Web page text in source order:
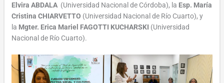
Elvira ABDALA (Universidad Nacional de Córdoba), la Esp. María
Cristina CHIARVETTO (Universidad Nacional de Río Cuarto), y
la Mgter. Erica Mariel FAGOTTI KUCHARSKI (Universidad
Nacional de Río Cuarto).